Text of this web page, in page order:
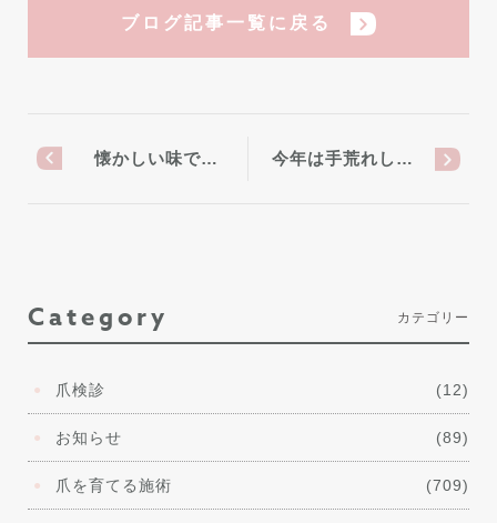
ブログ記事一覧に戻る
懐かしい味で… 今年は手荒れし…
Category カテゴリー
爪検診 (12)
お知らせ (89)
爪を育てる施術 (709)